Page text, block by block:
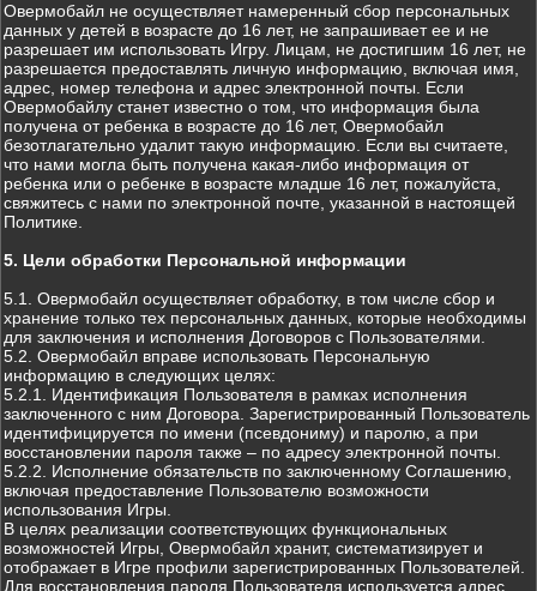
Овермобайл не осуществляет намеренный сбор персональных
данных у детей в возрасте до 16 лет, не запрашивает ее и не
разрешает им использовать Игру. Лицам, не достигшим 16 лет, не
разрешается предоставлять личную информацию, включая имя,
адрес, номер телефона и адрес электронной почты. Если
Овермобайлу станет известно о том, что информация была
получена от ребенка в возрасте до 16 лет, Овермобайл
безотлагательно удалит такую информацию. Если вы считаете,
что нами могла быть получена какая-либо информация от
ребенка или о ребенке в возрасте младше 16 лет, пожалуйста,
свяжитесь с нами по электронной почте, указанной в настоящей
Политике.
5. Цели обработки Персональной информации
5.1. Овермобайл осуществляет обработку, в том числе сбор и
хранение только тех персональных данных, которые необходимы
для заключения и исполнения Договоров с Пользователями.
5.2. Овермобайл вправе использовать Персональную
информацию в следующих целях:
5.2.1. Идентификация Пользователя в рамках исполнения
заключенного с ним Договора. Зарегистрированный Пользователь
идентифицируется по имени (псевдониму) и паролю, а при
восстановлении пароля также – по адресу электронной почты.
5.2.2. Исполнение обязательств по заключенному Соглашению,
включая предоставление Пользователю возможности
использования Игры.
В целях реализации соответствующих функциональных
возможностей Игры, Овермобайл хранит, систематизирует и
отображает в Игре профили зарегистрированных Пользователей.
Для восстановления пароля Пользователя используется адрес